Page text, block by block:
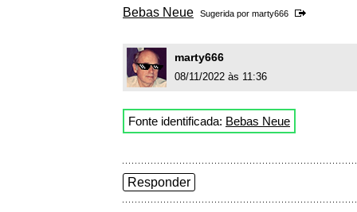
Bebas Neue Sugerida por marty666
marty666
08/11/2022 às 11:36
Fonte identificada: Bebas Neue
Responder